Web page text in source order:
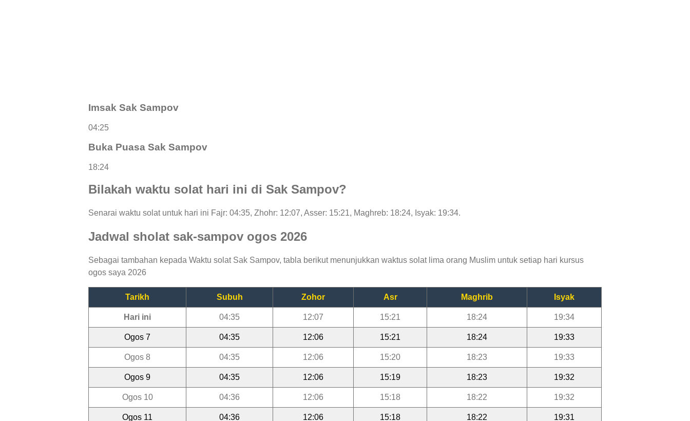
Imsak Sak Sampov
04:25
Buka Puasa Sak Sampov
18:24
Bilakah waktu solat hari ini di Sak Sampov?
Senarai waktu solat untuk hari ini Fajr: 04:35, Zhohr: 12:07, Asser: 15:21, Maghreb: 18:24, Isyak: 19:34.
Jadwal sholat sak-sampov ogos 2026
Sebagai tambahan kepada Waktu solat Sak Sampov, tabla berikut menunjukkan waktus solat lima orang Muslim untuk setiap hari kursus
ogos saya 2026
Tarikh Subuh Zohor Asr Maghrib Isyak
Hari ini 04:35 12:07 15:21 18:24 19:34
Ogos 7 04:35 12:06 15:21 18:24 19:33
Ogos 8 04:35 12:06 15:20 18:23 19:33
Ogos 9 04:35 12:06 15:19 18:23 19:32
Ogos 10 04:36 12:06 15:18 18:22 19:32
Ogos 11 04:36 12:06 15:18 18:22 19:31